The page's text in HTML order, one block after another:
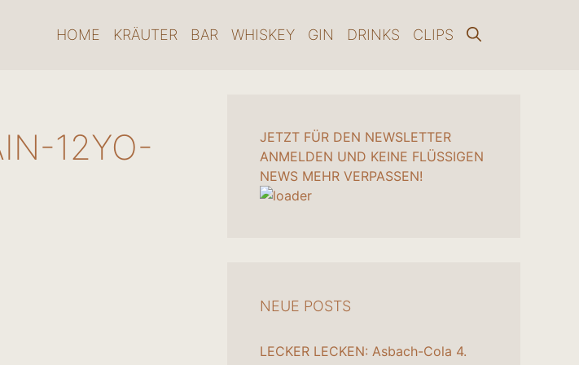
HOME KRÄUTER BAR WHISKEY GIN DRINKS CLIPS
12YO-
JETZT FÜR DEN NEWSLETTER
ANMELDEN UND KEINE FLÜSSIGEN
NEWS MEHR VERPASSEN!
NEUE POSTS
LECKER LECKEN: Asbach-Cola 4.